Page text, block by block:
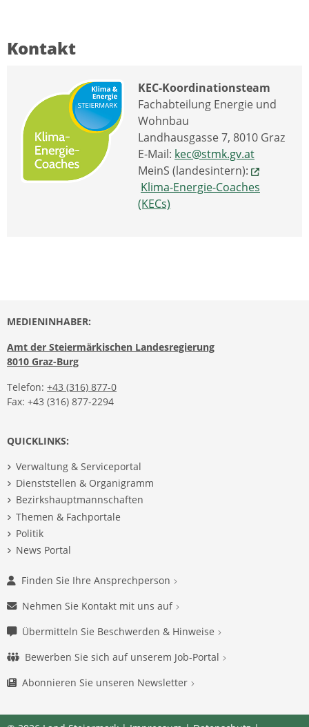
Kontakt
KEC-Koordinationsteam
Fachabteilung Energie und
Wohnbau
Landhausgasse 7, 8010 Graz
E-Mail: kec@stmk.gv.at
MeinS (landesintern):
Klima-Energie-Coaches
(KECs)
MEDIENINHABER:
Amt der Steiermärkischen Landesregierung
8010 Graz-Burg
Telefon: +43 (316) 877-0
Fax: +43 (316) 877-2294
QUICKLINKS:
Verwaltung & Serviceportal
Dienststellen & Organigramm
Bezirkshauptmannschaften
Themen & Fachportale
Politik
News Portal
Finden Sie Ihre Ansprechperson
Nehmen Sie Kontakt mit uns auf
Übermitteln Sie Beschwerden & Hinweise
Bewerben Sie sich auf unserem Job-Portal
Abonnieren Sie unseren Newsletter